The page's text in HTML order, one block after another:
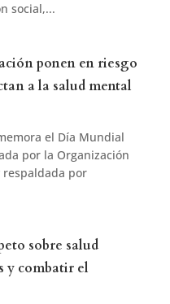
social,...
ponen en riesgo
a la salud mental
el Día Mundial
por la Organización
respaldada por
sobre salud
y combatir el